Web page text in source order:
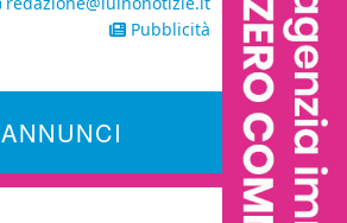
Pubblicità
ANNUNCI